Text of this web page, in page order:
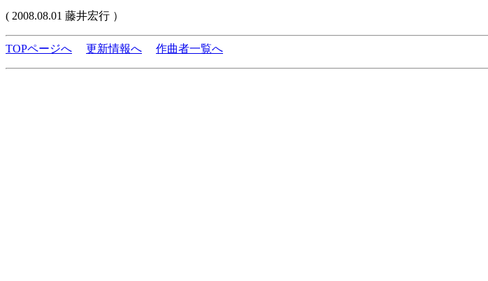
( 2008.08.01 藤井宏行 ）
TOPページへ 更新情報へ 作曲者一覧へ